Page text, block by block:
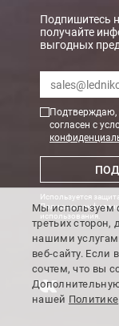
При заказе
Мы можем
Доставка до ТК
При заказе
Стоимость
Подробнее об
Подпишитесь
получайте
выгодных
Подтверждаю,
согласен с
Используется
Политика
использования
Мы используем
третьих
нашими
веб-сайту.
сочтем, что вы
нашей Политике